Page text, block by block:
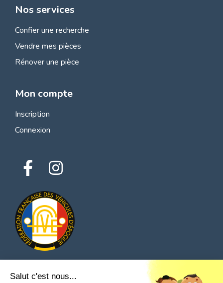
Nos services
Confier une recherche
Vendre mes pièces
Rénover une pièce
Mon compte
Inscription
Connexion
Salut c'est nous...